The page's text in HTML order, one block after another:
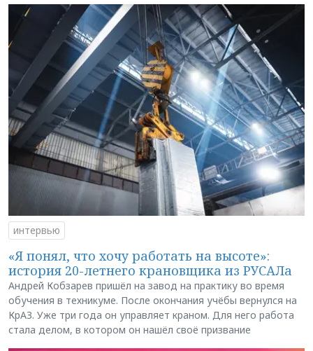
интервью
«Я понял, что хочу работать на высоте»:
история 20-летнего крановщика из РУСАЛа
Андрей Кобзарев пришёл на завод на практику во время
обучения в техникуме. После окончания учёбы вернулся на
КрАЗ. Уже три года он управляет краном. Для него работа
стала делом, в котором он нашёл своё призвание